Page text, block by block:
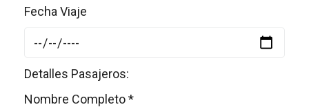
Fecha Viaje
Detalles Pasajeros:
Nombre Completo*